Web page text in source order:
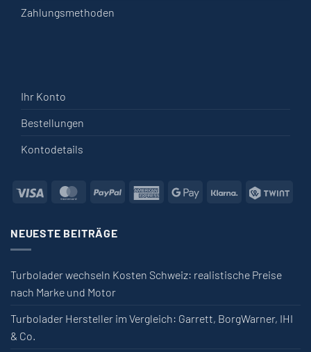
Zahlungsmethoden
Ihr Konto
Bestellungen
Kontodetails
Visa MasterCardPayPal American Express
Google PayKlarna
NEUESTE BEITRÄGE
Turbolader wechseln Kosten Schweiz: realistische Preise
nach Marke und Motor
Turbolader Hersteller im Vergleich: Garrett, BorgWarner, IHI
& Co.